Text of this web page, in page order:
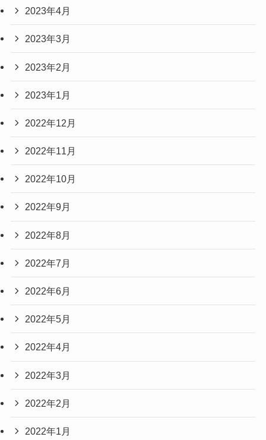
2023年4月
2023年3月
2023年2月
2023年1月
2022年12月
2022年11月
2022年10月
2022年9月
2022年8月
2022年7月
2022年6月
2022年5月
2022年4月
2022年3月
2022年2月
2022年1月